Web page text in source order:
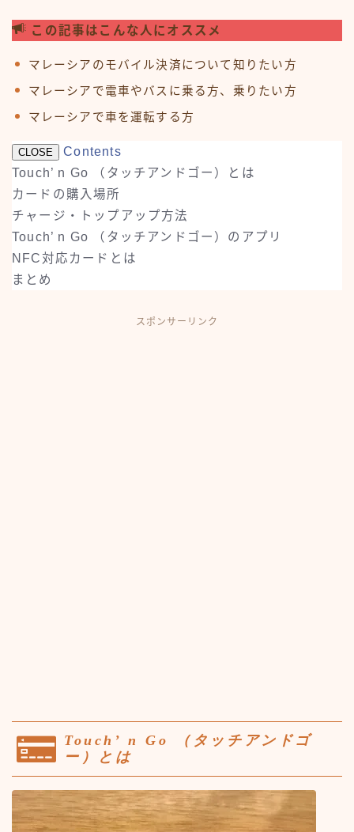
この記事はこんな人にオススメ
マレーシアのモバイル決済について知りたい方
マレーシアで電車やバスに乗る方、乗りたい方
マレーシアで車を運転する方
CLOSE
Contents
Touch’ n Go （タッチアンドゴー）とは
カードの購入場所
チャージ・トップアップ方法
Touch’ n Go （タッチアンドゴー）のアプリ
NFC対応カードとは
まとめ
スポンサーリンク
Touch’ n Go （タッチアンドゴ
ー）とは